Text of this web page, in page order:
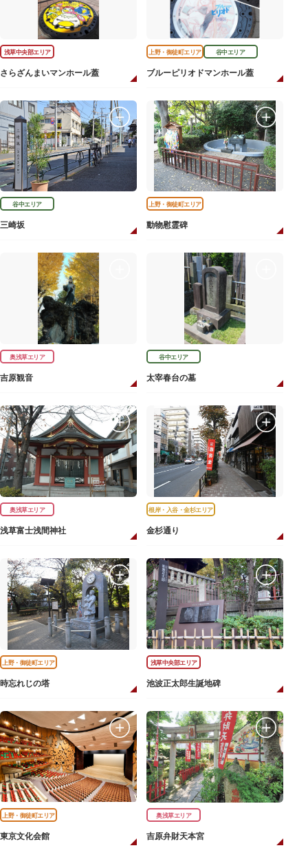
浅草中央部エリア
さらざんまいマンホール蓋
上野・御徒町エリア 谷中エリア
ブルーピリオドマンホール蓋
谷中エリア
三崎坂
上野・御徒町エリア
動物慰霊碑
奥浅草エリア
吉原観音
谷中エリア
太宰春台の墓
奥浅草エリア
浅草富士浅間神社
根岸・入谷・金杉エリア
金杉通り
上野・御徒町エリア
時忘れじの塔
浅草中央部エリア
池波正太郎生誕地碑
上野・御徒町エリア
東京文化会館
奥浅草エリア
吉原弁財天本宮